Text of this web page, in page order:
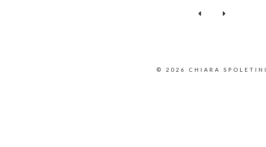
© 2026 CHIARA SPOLETINI